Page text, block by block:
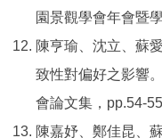
園景觀學會年會暨
陳亨瑜、沈立、蘇
致性對偏好之影響
會論文集，pp.54-55
陳嘉妤、鄭佳昆、